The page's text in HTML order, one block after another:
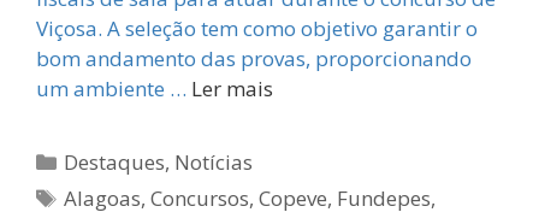
Viçosa. A seleção tem como objetivo garantir o
bom andamento das provas, proporcionando
um ambiente … Ler mais
Categorias
Destaques, Notícias
Tags
Alagoas,Concursos,Copeve, Fundepes,